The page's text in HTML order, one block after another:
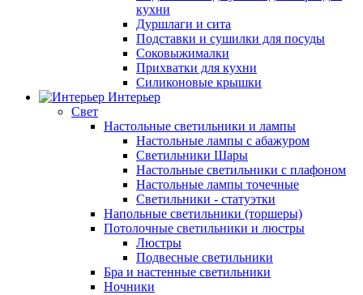
кухни
Дуршлаги и сита
Подставки и сушилки для посуды
Соковыжималки
Прихватки для кухни
Силиконовые крышки
Интерьер
Свет
Настольные светильники и лампы
Настольные лампы с абажуром
Светильники Шары
Настольные светильники с плафоном
Настольные лампы точечные
Светильники - статуэтки
Напольные светильники (торшеры)
Потолочные светильники и люстры
Люстры
Подвесные светильники
Бра и настенные светильники
Ночники